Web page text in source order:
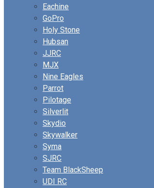
Eachine
GoPro
Holy Stone
Hubsan
JJRC
MJX
Nine Eagles
Parrot
Pilotage
Silverlit
Skydio
Skywalker
Syma
SJRC
Team BlackSheep
UDI RC